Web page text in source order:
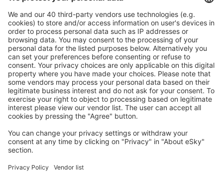
Plan veilig
Zorgeloos boeken met gratiss annuleringsopties.
Bespaar meer
Reisaanbiedingen en speciale aanbiedingen voor
geregistreerde gebruikers.
Kies uit meer dan 1,3 miljoen accommodaties: hotels,
jeugdherbergen, appartementen en meer.